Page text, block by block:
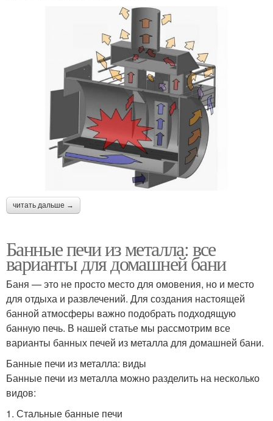
читать дальше →
Банные печи из металла: все
варианты для домашней бани
Баня — это не просто место для омовения, но и место
для отдыха и развлечений. Для создания настоящей
банной атмосферы важно подобрать подходящую
банную печь. В нашей статье мы рассмотрим все
варианты банных печей из металла для домашней бани.
Банные печи из металла: виды
Банные печи из металла можно разделить на несколько
видов:
1. Стальные банные печи